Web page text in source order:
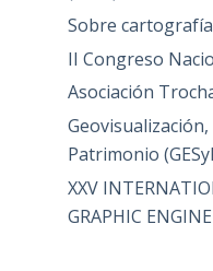
Sobre
II Congreso
Asociación
Patrimonio
XXV
GRAPHIC